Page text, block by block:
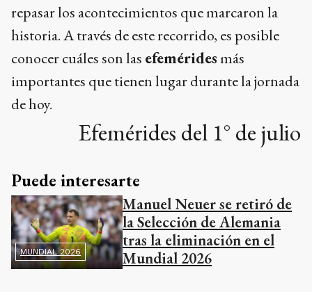
repasar los acontecimientos que marcaron la
historia. A través de este recorrido, es posible
conocer cuáles son las efeméridesmás
importantes que tienen lugar durante la jornada
de hoy.
Efemérides del 1° de julio
Puede interesarte
MUNDIAL 2026
Manuel Neuer se retiró de
la Selección de Alemania
tras la eliminación en el
Mundial 2026